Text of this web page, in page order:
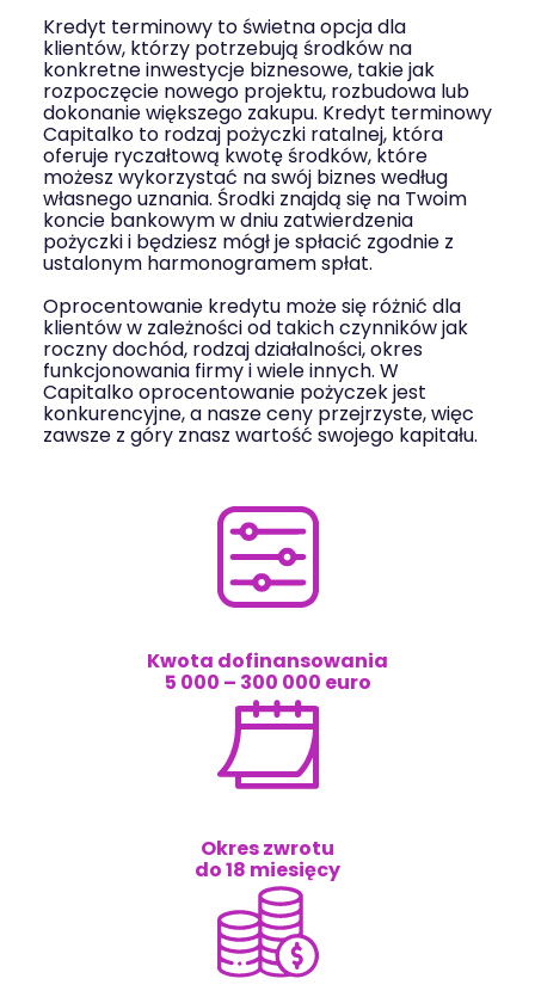
Kredyt terminowy to świetna opcja dla
klientów, którzy potrzebują środków na
konkretne inwestycje biznesowe, takie jak
rozpoczęcie nowego projektu, rozbudowa lub
dokonanie większego zakupu. Kredyt terminowy
Capitalko to rodzaj pożyczki ratalnej, która
oferuje ryczałtową kwotę środków, które
możesz wykorzystać na swój biznes według
własnego uznania. Środki znajdą się na Twoim
koncie bankowym w dniu zatwierdzenia
pożyczki i będziesz mógł je spłacić zgodnie z
ustalonym harmonogramem spłat.
Oprocentowanie kredytu może się różnić dla
klientów w zależności od takich czynników jak
roczny dochód, rodzaj działalności, okres
funkcjonowania firmy i wiele innych. W
Capitalko oprocentowanie pożyczek jest
konkurencyjne, a nasze ceny przejrzyste, więc
zawsze z góry znasz wartość swojego kapitału.
Kwota dofinansowania
5 000 – 300 000 euro
Okres zwrotu
do 18 miesięcy